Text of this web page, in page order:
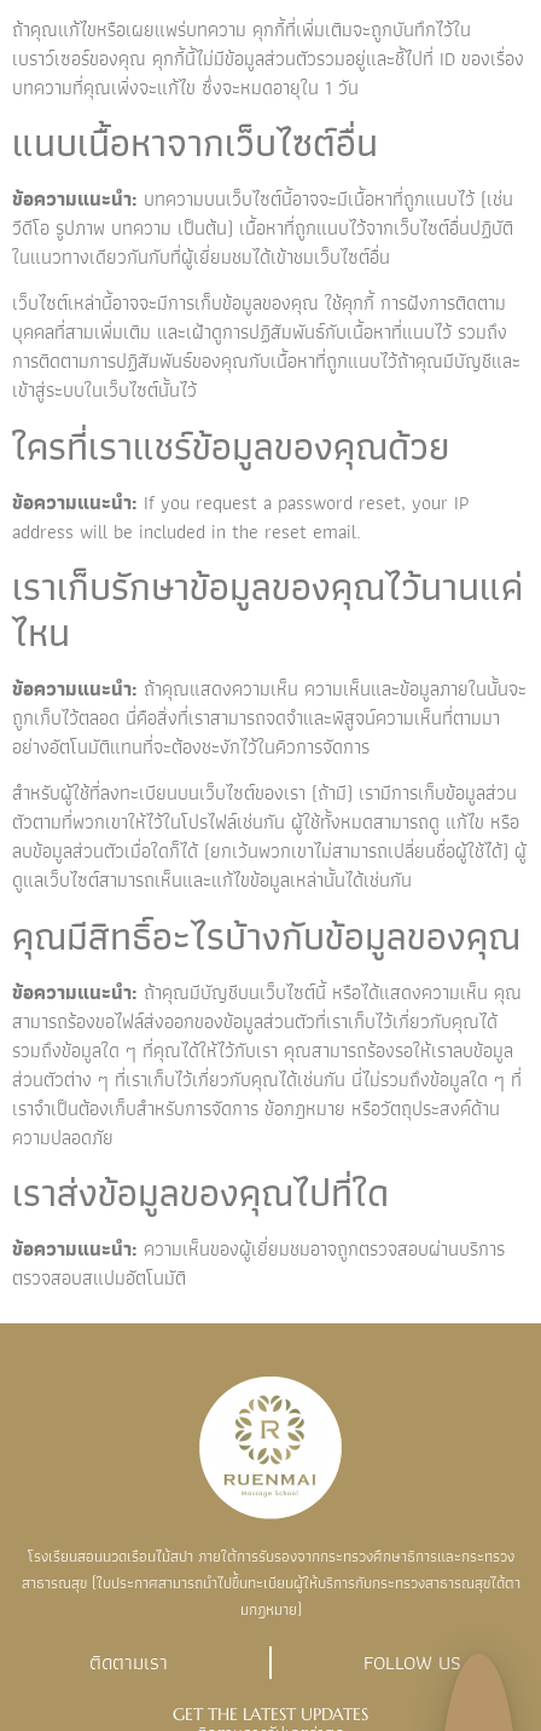
ถ้าคุณแก้ไขหรือเผยแพร่บทความ คุกกี้ที่เพิ่มเติมจะถูกบันทึกไว้ใน
เบราว์เซอร์ของคุณ คุกกี้นี้ไม่มีข้อมูลส่วนตัวรวมอยู่และชี้ไปที่ ID ของเรื่อง
บทความที่คุณเพิ่งจะแก้ไข ซึ่งจะหมดอายุใน 1 วัน
แนบเนื้อหาจากเว็บไซต์อื่น
ข้อความแนะนำ: บทความบนเว็บไซต์นี้อาจจะมีเนื้อหาที่ถูกแนบไว้ (เช่น
วีดีโอ รูปภาพ บทความ เป็นต้น) เนื้อหาที่ถูกแนบไว้จากเว็บไซต์อื่นปฏิบัติ
ในแนวทางเดียวกันกับที่ผู้เยี่ยมชมได้เข้าชมเว็บไซต์อื่น
เว็บไซต์เหล่านี้อาจจะมีการเก็บข้อมูลของคุณ ใช้คุกกี้ การฝังการติดตาม
บุคคลที่สามเพิ่มเติม และเฝ้าดูการปฏิสัมพันธ์กับเนื้อหาที่แนบไว้ รวมถึง
การติดตามการปฏิสัมพันธ์ของคุณกับเนื้อหาที่ถูกแนบไว้ถ้าคุณมีบัญชีและ
เข้าสู่ระบบในเว็บไซต์นั้นไว้
ใครที่เราแชร์ข้อมูลของคุณด้วย
ข้อความแนะนำ: If you request a password reset, your IP
address will be included in the reset email.
เราเก็บรักษาข้อมูลของคุณไว้นานแค่
ไหน
ข้อความแนะนำ: ถ้าคุณแสดงความเห็น ความเห็นและข้อมูลภายในนั้นจะ
ถูกเก็บไว้ตลอด นี่คือสิ่งที่เราสามารถจดจำและพิสูจน์ความเห็นที่ตามมา
อย่างอัตโนมัติแทนที่จะต้องชะงักไว้ในคิวการจัดการ
สำหรับผู้ใช้ที่ลงทะเบียนบนเว็บไซต์ของเรา (ถ้ามี) เรามีการเก็บข้อมูลส่วน
ตัวตามที่พวกเขาให้ไว้ในโปรไฟล์เช่นกัน ผู้ใช้ทั้งหมดสามารถดู แก้ไข หรือ
ลบข้อมูลส่วนตัวเมื่อใดก็ได้ (ยกเว้นพวกเขาไม่สามารถเปลี่ยนชื่อผู้ใช้ได้) ผู้
ดูแลเว็บไซต์สามารถเห็นและแก้ไขข้อมูลเหล่านั้นได้เช่นกัน
คุณมีสิทธิ์อะไรบ้างกับข้อมูลของคุณ
ข้อความแนะนำ: ถ้าคุณมีบัญชีบนเว็บไซต์นี้ หรือได้แสดงความเห็น คุณ
สามารถร้องขอไฟล์ส่งออกของข้อมูลส่วนตัวที่เราเก็บไว้เกี่ยวกับคุณได้
รวมถึงข้อมูลใด ๆ ที่คุณได้ให้ไว้กับเรา คุณสามารถร้องรอให้เราลบข้อมูล
ส่วนตัวต่าง ๆ ที่เราเก็บไว้เกี่ยวกับคุณได้เช่นกัน นี่ไม่รวมถึงข้อมูลใด ๆ ที่
เราจำเป็นต้องเก็บสำหรับการจัดการ ข้อกฎหมาย หรือวัตถุประสงค์ด้าน
ความปลอดภัย
เราส่งข้อมูลของคุณไปที่ใด
ข้อความแนะนำ: ความเห็นของผู้เยี่ยมชมอาจถูกตรวจสอบผ่านบริการ
ตรวจสอบสแปมอัตโนมัติ
โรงเรียนสอนนวดเรือนไม้สปา ภายใต้การรับรองจากกระทรวงศึกษาธิการและกระทรวง
สาธารณสุข (ใบประกาศสามารถนำไปขึ้นทะเบียนผู้ให้บริการกับกระทรวงสาธารณสุขได้ตา
มกฏหมาย)
ติดตามเรา FOLLOW US
GET THE LATEST UPDATES